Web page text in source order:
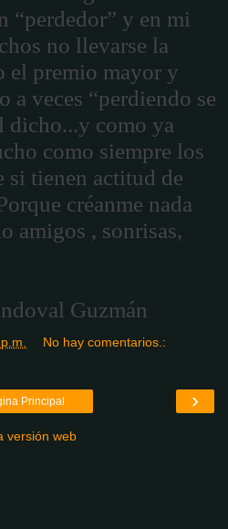
“perdedor” y en mi
no llevarse la
el premio mayor y
a veces “perdiendo se
dicho...y como ya
como siempre los
si tienen actitud de
créanme nada
amigos , sonrisas,
Guzmán
No hay comentarios.:
›
Principal
versión web